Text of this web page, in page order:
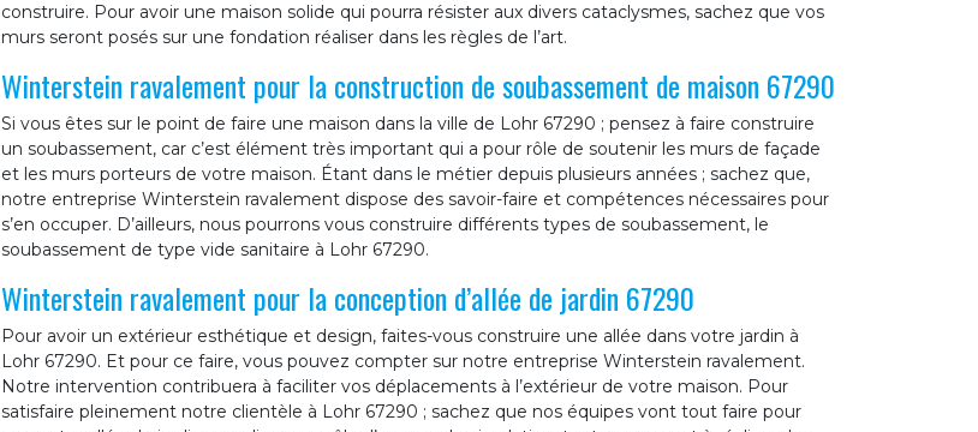
construire. Pour avoir une maison solide qui pourra résister aux divers cataclysmes, sachez que vos
murs seront posés sur une fondation réaliser dans les règles de l’art.
Winterstein ravalement pour la construction de soubassement de maison 67290
Si vous êtes sur le point de faire une maison dans la ville de Lohr 67290 ; pensez à faire construire
un soubassement, car c’est élément très important qui a pour rôle de soutenir les murs de façade
et les murs porteurs de votre maison. Étant dans le métier depuis plusieurs années ; sachez que,
notre entreprise Winterstein ravalement dispose des savoir-faire et compétences nécessaires pour
s’en occuper. D’ailleurs, nous pourrons vous construire différents types de soubassement, le
soubassement de type vide sanitaire à Lohr 67290.
Winterstein ravalement pour la conception d’allée de jardin 67290
Pour avoir un extérieur esthétique et design, faites-vous construire une allée dans votre jardin à
Lohr 67290. Et pour ce faire, vous pouvez compter sur notre entreprise Winterstein ravalement.
Notre intervention contribuera à faciliter vos déplacements à l’extérieur de votre maison. Pour
satisfaire pleinement notre clientèle à Lohr 67290 ; sachez que nos équipes vont tout faire pour